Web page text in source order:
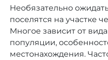
Необязательно
поселятся на участке
Многое зависит от
популяции,
местонахождения.